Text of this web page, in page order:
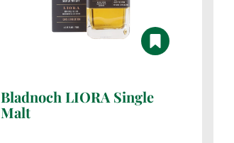
Bladnoch LIORA Single
Malt